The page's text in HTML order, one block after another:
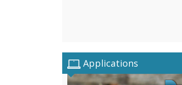
Applications